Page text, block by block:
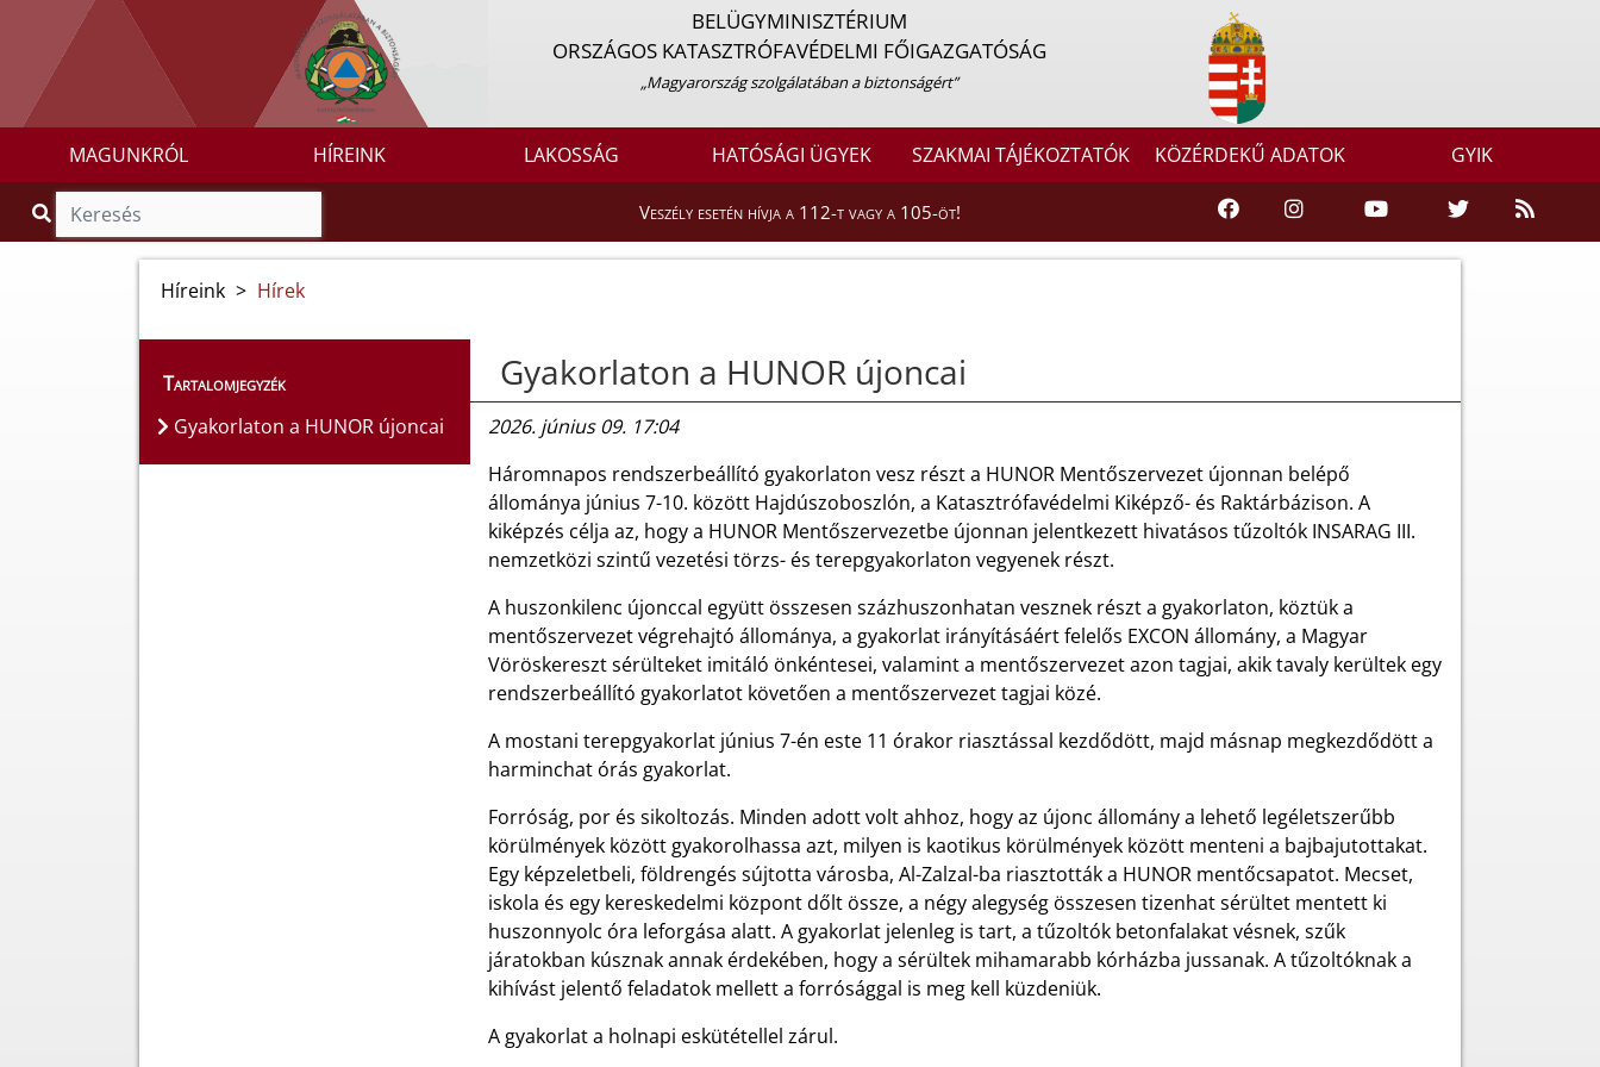
BELÜGYMINISZTÉRIUM
ORSZÁGOS KATASZTRÓFAVÉDELMI FŐIGAZGATÓSÁG
„Magyarország szolgálatában a biztonságért”
MAGUNKRÓL HÍREINK LAKOSSÁG HATÓSÁGI ÜGYEK SZAKMAI TÁJÉKOZTATÓK KÖZÉRDEKŰ ADATOK GYIK
Veszély esetén hívja a 112-t vagy a 105-öt!
Híreink > Hírek
Tartalomjegyzék
Gyakorlaton a HUNOR újoncai
Gyakorlaton a HUNOR újoncai
2026. június 09. 17:04
Háromnapos rendszerbeállító gyakorlaton vesz részt a HUNOR Mentőszervezet újonnan belépő
állománya június 7-10. között Hajdúszoboszlón, a Katasztrófavédelmi Kiképző- és Raktárbázison. A
kiképzés célja az, hogy a HUNOR Mentőszervezetbe újonnan jelentkezett hivatásos tűzoltók INSARAG III.
nemzetközi szintű vezetési törzs- és terepgyakorlaton vegyenek részt.
A huszonkilenc újonccal együtt összesen százhuszonhatan vesznek részt a gyakorlaton, köztük a
mentőszervezet végrehajtó állománya, a gyakorlat irányításáért felelős EXCON állomány, a Magyar
Vöröskereszt sérülteket imitáló önkéntesei, valamint a mentőszervezet azon tagjai, akik tavaly kerültek egy
rendszerbeállító gyakorlatot követően a mentőszervezet tagjai közé.
A mostani terepgyakorlat június 7-én este 11 órakor riasztással kezdődött, majd másnap megkezdődött a
harminchat órás gyakorlat.
Forróság, por és sikoltozás. Minden adott volt ahhoz, hogy az újonc állomány a lehető legéletszerűbb
körülmények között gyakorolhassa azt, milyen is kaotikus körülmények között menteni a bajbajutottakat.
Egy képzeletbeli, földrengés sújtotta városba, Al-Zalzal-ba riasztották a HUNOR mentőcsapatot. Mecset,
iskola és egy kereskedelmi központ dőlt össze, a négy alegység összesen tizenhat sérültet mentett ki
huszonnyolc óra leforgása alatt. A gyakorlat jelenleg is tart, a tűzoltók betonfalakat vésnek, szűk
járatokban kúsznak annak érdekében, hogy a sérültek mihamarabb kórházba jussanak. A tűzoltóknak a
kihívást jelentő feladatok mellett a forrósággal is meg kell küzdeniük.
A gyakorlat a holnapi eskütétellel zárul.